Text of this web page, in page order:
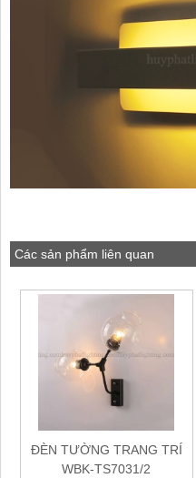
Các sản phẩm liên quan
ĐÈN TƯỜNG TRANG TRÍ
WBK-TS7031/2